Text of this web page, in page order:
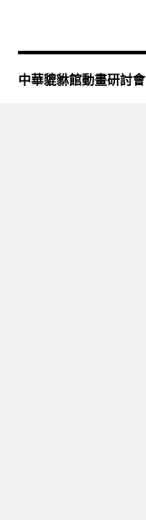
中華貔貅館動畫研討會